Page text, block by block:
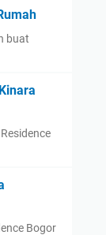
buat
Bogor